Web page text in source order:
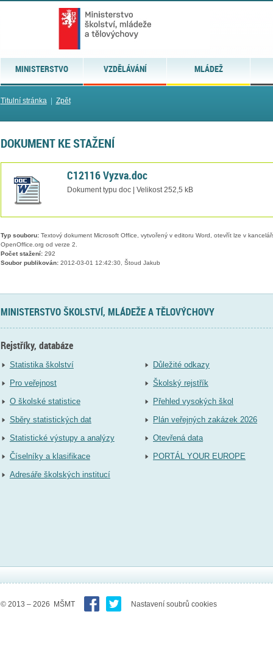
MINISTERSTVO VZDĚLÁVÁNÍ MLÁDEŽ
Titulní stránka| Zpět
DOKUMENT KE STAŽENÍ
C12116 Vyzva.doc
Dokument typu doc | Velikost 252,5 kB
Typ souboru:Textový dokument Microsoft Office, vytvořený v editoru Word, otevřít lze v
OpenOffice.org od verze 2.
Počet stažení:292
Soubor publikován:2012-03-01 12:42:30, Štoud Jakub
MINISTERSTVO ŠKOLSTVÍ, MLÁDEŽE A TĚLOVÝCHOVY
Rejstříky, databáze
Statistika školství
Pro veřejnost
O školské statistice
Sběry statistických dat
Statistické výstupy a analýzy
Číselníky a klasifikace
Adresáře školských institucí
Důležité odkazy
Školský rejstřík
Přehled vysokých škol
Plán veřejných zakázek 2026
Otevřená data
PORTÁL YOUR EUROPE
© 2013 – 2026 MŠMT Nastavení soubrů cookies